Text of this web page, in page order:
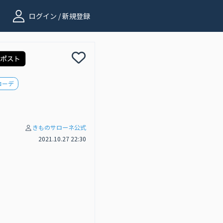
ログイン / 新規登録
ーデ
きものサローネ公式
2021.10.27 22:30